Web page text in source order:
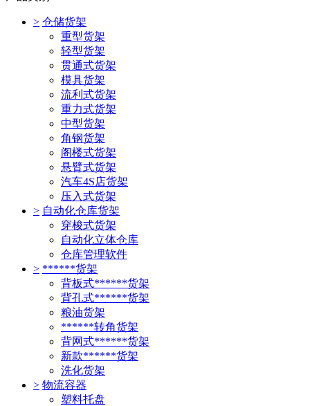
> 仓储货架
重型货架
轻型货架
贯通式货架
模具货架
流利式货架
重力式货架
中型货架
角钢货架
阁楼式货架
悬臂式货架
汽车4S店货架
压入式货架
> 自动化仓库货架
穿梭式货架
自动化立体仓库
仓库管理软件
> ******货架
背板式******货架
背孔式******货架
粮油货架
******转角货架
背网式******货架
新款******货架
洗化货架
> 物流容器
塑料托盘